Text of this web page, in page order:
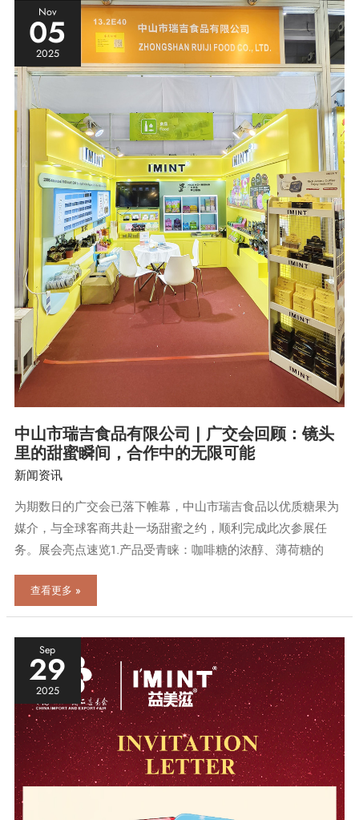
请
函
|
中
山
瑞
吉
与
约
印
尼
达
Nov
05
2025
中山市瑞吉食品有限公司 | 广交会回顾：镜头
里的甜蜜瞬间，合作中的无限可能
新闻资讯
为期数日的广交会已落下帷幕，中山市瑞吉食品以优质糖果为
媒介，与全球客商共赴一场甜蜜之约，顺利完成此次参展任
务。展会亮点速览1.产品受青睐：咖啡糖的浓醇、薄荷糖的
中
市
食
品
有
限
公
司
|
广
交
查看更多 »
Sep
29
2025